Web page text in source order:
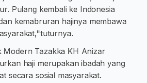
Pulang kembali ke Indonesia
kemabruran hajinya membawa
Modern Tazakka KH Anizar
haji merupakan ibadah yang
secara sosial masyarakat.